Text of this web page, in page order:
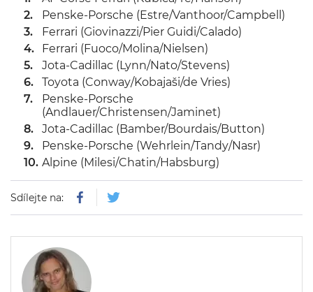
Penske-Porsche (Estre/Vanthoor/Campbell)
Ferrari (Giovinazzi/Pier Guidi/Calado)
Ferrari (Fuoco/Molina/Nielsen)
Jota-Cadillac (Lynn/Nato/Stevens)
Toyota (Conway/Kobajaši/de Vries)
Penske-Porsche
(Andlauer/Christensen/Jaminet)
Jota-Cadillac (Bamber/Bourdais/Button)
Penske-Porsche (Wehrlein/Tandy/Nasr)
Alpine (Milesi/Chatin/Habsburg)
Sdílejte na: